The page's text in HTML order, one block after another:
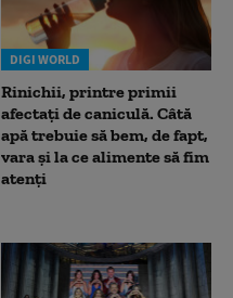
DIGI WORLD
Rinichii, printre primii
afectați de caniculă. Câtă
apă trebuie să bem, de fapt,
vara și la ce alimente să fim
atenți